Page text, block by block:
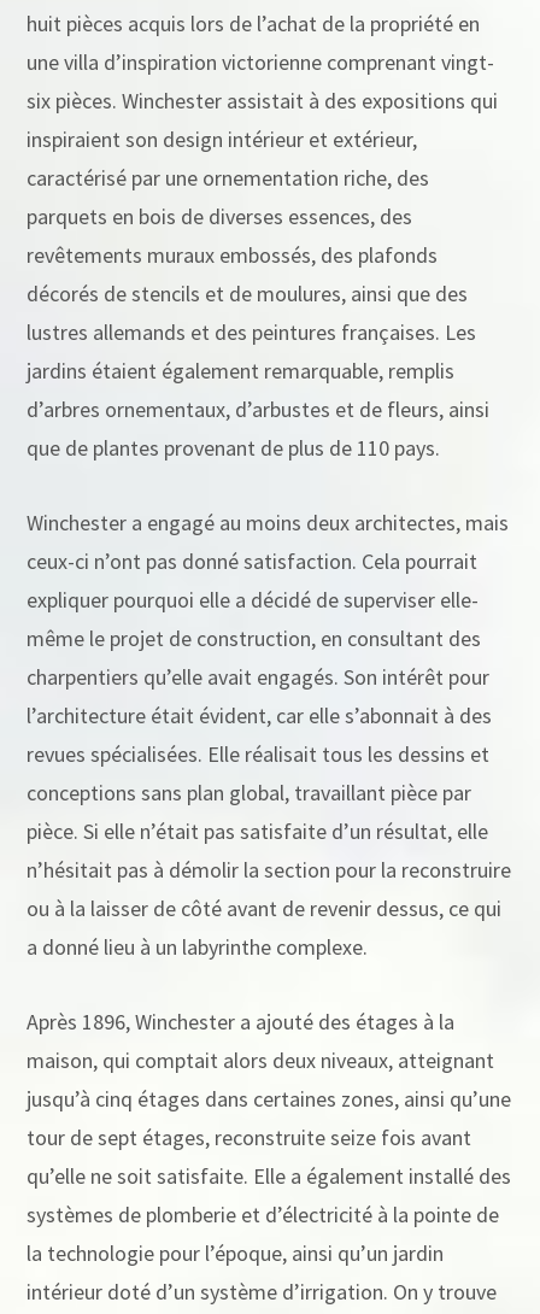
huit pièces acquis lors de l’achat de la propriété en
une villa d’inspiration victorienne comprenant vingt-
six pièces. Winchester assistait à des expositions qui
inspiraient son design intérieur et extérieur,
caractérisé par une ornementation riche, des
parquets en bois de diverses essences, des
revêtements muraux embossés, des plafonds
décorés de stencils et de moulures, ainsi que des
lustres allemands et des peintures françaises. Les
jardins étaient également remarquable, remplis
d’arbres ornementaux, d’arbustes et de fleurs, ainsi
que de plantes provenant de plus de 110 pays.
Winchester a engagé au moins deux architectes, mais
ceux-ci n’ont pas donné satisfaction. Cela pourrait
expliquer pourquoi elle a décidé de superviser elle-
même le projet de construction, en consultant des
charpentiers qu’elle avait engagés. Son intérêt pour
l’architecture était évident, car elle s’abonnait à des
revues spécialisées. Elle réalisait tous les dessins et
conceptions sans plan global, travaillant pièce par
pièce. Si elle n’était pas satisfaite d’un résultat, elle
n’hésitait pas à démolir la section pour la reconstruire
ou à la laisser de côté avant de revenir dessus, ce qui
a donné lieu à un labyrinthe complexe.
Après 1896, Winchester a ajouté des étages à la
maison, qui comptait alors deux niveaux, atteignant
jusqu’à cinq étages dans certaines zones, ainsi qu’une
tour de sept étages, reconstruite seize fois avant
qu’elle ne soit satisfaite. Elle a également installé des
systèmes de plomberie et d’électricité à la pointe de
la technologie pour l’époque, ainsi qu’un jardin
intérieur doté d’un système d’irrigation. On y trouve